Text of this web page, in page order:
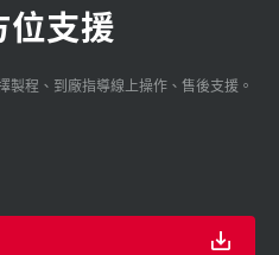
支援
製程、到廠指導線上操作、售後支援。